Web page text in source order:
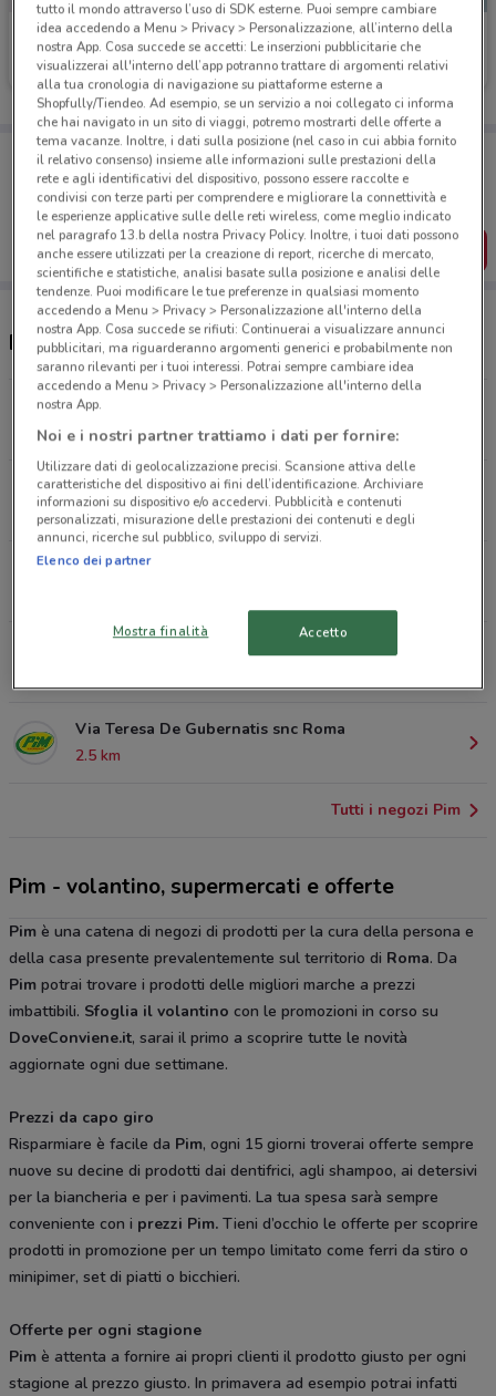
Pim
Scade il 31/01 1.1 km
Pim
Scade il 31/12 1.1 km
Porta DoveConviene sempre con te!
Puoi trovare le migliori offerte dei negozi vicino a te,
salvarle e creare la tua lista del risparmio, comodamente
dal tuo cellulare.
SCARICA L’APP
Pim supermercati e orari
Via Igea, 42 Roma
1.1 km
CHIUSO
Viale Giuseppe Mazzini, 153 roma
1.9 km
APERTO
Via Trionfale, 8044 roma
Via Teresa De Gubernatis snc Roma
2.5 km
Tutti i negozi Pim
Pim - volantino, supermercati e offerte
Pim è una catena di negozi di prodotti per la cura della persona e
della casa presente prevalentemente sul territorio di Roma. Da
Pim potrai trovare i prodotti delle migliori marche a prezzi
imbattibili. Sfoglia il volantino con le promozioni in corso su
DoveConviene.it, sarai il primo a scoprire tutte le novità
aggiornate ogni due settimane.
Prezzi da capo giro
Risparmiare è facile da Pim, ogni 15 giorni troverai offerte sempre
nuove su decine di prodotti dai dentifrici, agli shampoo, ai detersivi
per la biancheria e per i pavimenti. La tua spesa sarà sempre
conveniente con i prezzi Pim. Tieni d’occhio le offerte per scoprire
prodotti in promozione per un tempo limitato come ferri da stiro o
minipimer, set di piatti o bicchieri.
Offerte per ogni stagione
Pim è attenta a fornire ai propri clienti il prodotto giusto per ogni
stagione al prezzo giusto. In primavera ad esempio potrai infatti
tutto il mondo attraverso l’uso di SDK esterne. Puoi sempre cambiare
idea accedendo a Menu > Privacy > Personalizzazione, all’interno della
nostra App. Cosa succede se accetti: Le inserzioni pubblicitarie che
visualizzerai all'interno dell’app potranno trattare di argomenti relativi
alla tua cronologia di navigazione su piattaforme esterne a
Shopfully/Tiendeo. Ad esempio, se un servizio a noi collegato ci informa
che hai navigato in un sito di viaggi, potremo mostrarti delle offerte a
tema vacanze. Inoltre, i dati sulla posizione (nel caso in cui abbia fornito
il relativo consenso) insieme alle informazioni sulle prestazioni della
rete e agli identificativi del dispositivo, possono essere raccolte e
condivisi con terze parti per comprendere e migliorare la connettività e
le esperienze applicative sulle delle reti wireless, come meglio indicato
nel paragrafo 13.b della nostra Privacy Policy. Inoltre, i tuoi dati possono
anche essere utilizzati per la creazione di report, ricerche di mercato,
scientifiche e statistiche, analisi basate sulla posizione e analisi delle
tendenze. Puoi modificare le tue preferenze in qualsiasi momento
accedendo a Menu > Privacy > Personalizzazione all'interno della
nostra App. Cosa succede se rifiuti: Continuerai a visualizzare annunci
pubblicitari, ma riguarderanno argomenti generici e probabilmente non
saranno rilevanti per i tuoi interessi. Potrai sempre cambiare idea
accedendo a Menu > Privacy > Personalizzazione all'interno della
nostra App.
Noi e i nostri partner trattiamo i dati per fornire:
Utilizzare dati di geolocalizzazione precisi. Scansione attiva delle
caratteristiche del dispositivo ai fini dell’identificazione. Archiviare
informazioni su dispositivo e/o accedervi. Pubblicità e contenuti
personalizzati, misurazione delle prestazioni dei contenuti e degli
annunci, ricerche sul pubblico, sviluppo di servizi.
Elenco dei partner
Mostra finalità Accetto